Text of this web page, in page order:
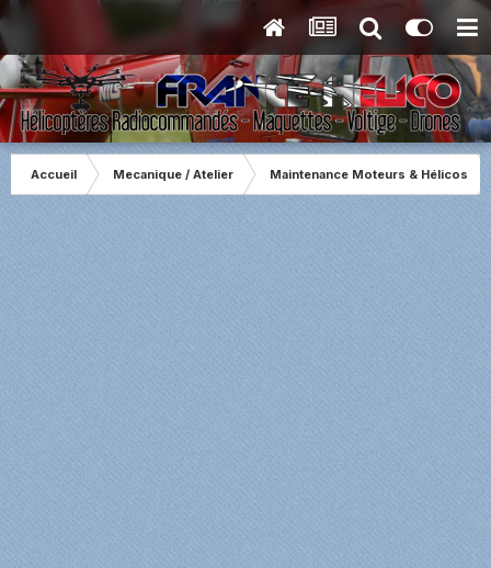
Accueil Mecanique / Atelier Maintenance Moteurs & Hélicos